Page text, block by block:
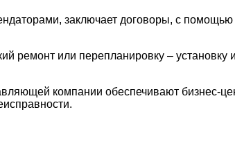
заключает договоры, с
ремонт или перепланировку – установку
компании обеспечивают бизнес-